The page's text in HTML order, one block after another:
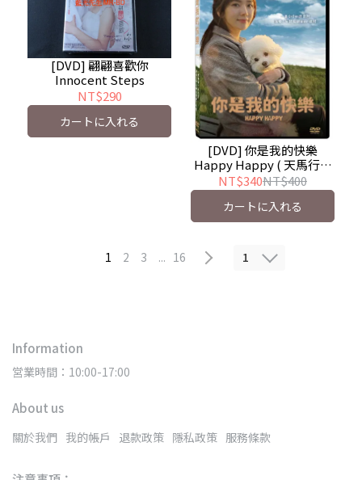
[DVD] 翩翩喜歡你
Innocent Steps
NT$290
カートに入れる
[DVD] 你是我的快樂
Happy Happy ( 天馬行空
)
NT$340NT$400
カートに入れる
1 2 3 ... 16 1
Information
営業時間：10:00-17:00
About us
關於我們 我的帳戶 退款政策 隱私政策 服務條款